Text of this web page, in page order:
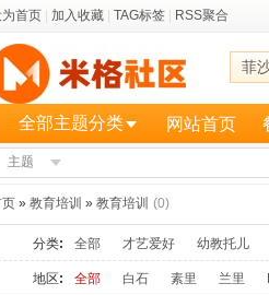
首页 加入收藏 TAG标签 RSS聚合
菲
全部主题分类 网站首页
主题
» 教育培训 » 教育培训 (0)
分类: 全部 才艺爱好 幼教托儿
地区: 全部 白石 素里 兰里